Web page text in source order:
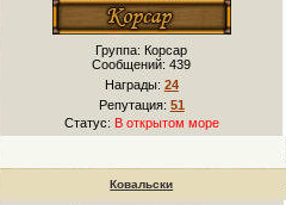
Группа: Корсар
Сообщений:439
Награды: 24
Репутация: 51
Статус: В открытом море
Ковальски